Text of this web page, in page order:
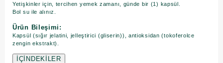
Yetişkinler için, tercihen yemek zamanı, günde bir (1) kapsül.
Bol su ile alınız.
Ürün Bileşimi:
Kapsül (sığır jelatini, jelleştirici (gliserin)), antioksidan (tokoferolce
zengin ekstrakt).
İÇİNDEKİLER